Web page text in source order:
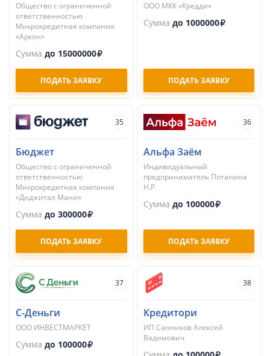
Общество с ограниченной
ответственностью
Микрокредитная компания
«Аркон»
Сумма до 15000000
ПОДАТЬ ЗАЯВКУ
ООО МКК «Кредди»
Сумма до 1000000
ПОДАТЬ ЗАЯВКУ
35
Бюджет
Общество с ограниченной
ответственностью
Микрокредитная компания
«Диджитал Мани»
Сумма до 300000
ПОДАТЬ ЗАЯВКУ
36
Альфа Заём
Индивидуальный
предприниматель Потанина
Н.Р.
Сумма до 100000
ПОДАТЬ ЗАЯВКУ
37
С-Деньги
ООО ИНВЕСТМАРКЕТ
Сумма до 100000
38
Кредитори
ИП Санников Алексей
Вадимович